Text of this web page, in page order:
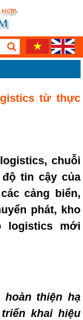
từ thực
chuỗi
tin cậy của
cảng biển,
phát, kho
logistics mới
hoàn thiện hạ
khai hiệu